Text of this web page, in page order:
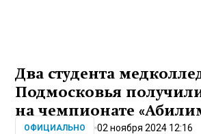
Два студента
Подмосковья
на чемпионате
ОФИЦИАЛЬНО 02 ноября 2024 12:16